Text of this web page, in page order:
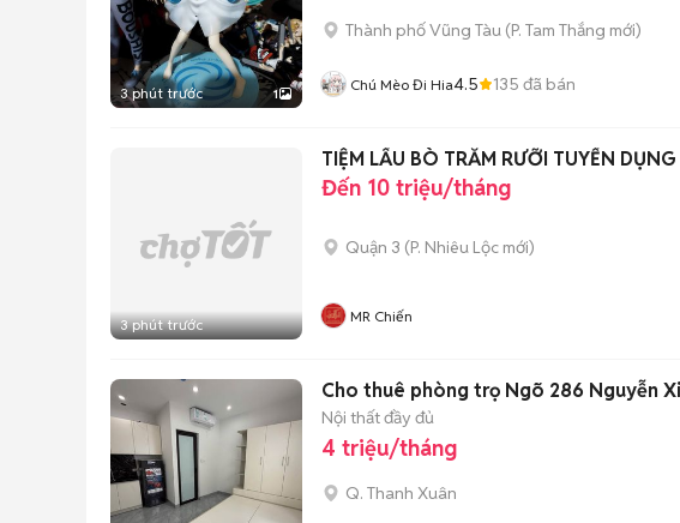
3 phút trước 1
Thành phố Vũng Tàu (P. Tam Thắng mới)
Chú Mèo Đi Hia4.5 135 đã bán
3 phút trước
TIỆM LẨU BÒ TRĂM RƯỠI TUYỂN DỤNG
Đến 10 triệu/tháng
Quận 3 (P. Nhiêu Lộc mới)
MR Chiến
Cho thuê phòng trọ Ngõ 286 Nguyễn
Nội thất đầy đủ
4 triệu/tháng
Q. Thanh Xuân